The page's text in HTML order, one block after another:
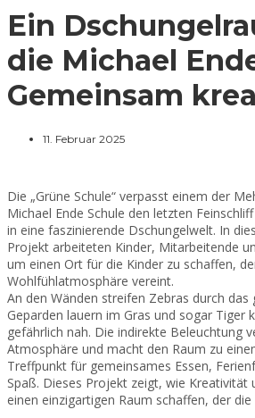
Ein
die Michael
Gemeinsam
11. Februar 2025
Die „Grüne Schule“ verpasst einem der
Michael Ende Schule den letzten
in eine faszinierende Dschungelwelt. In
Projekt arbeiteten Kinder, Mitarbeitende
um einen Ort für die Kinder zu schaffen,
Wohlfühlatmosphäre vereint.
An den Wänden streifen Zebras durch das
Geparden lauern im Gras und sogar Tiger
gefährlich nah. Die indirekte Beleuchtung
Atmosphäre und macht den Raum zu
Treffpunkt für gemeinsames Essen,
Spaß. Dieses Projekt zeigt, wie Kreativität
einen einzigartigen Raum schaffen, der